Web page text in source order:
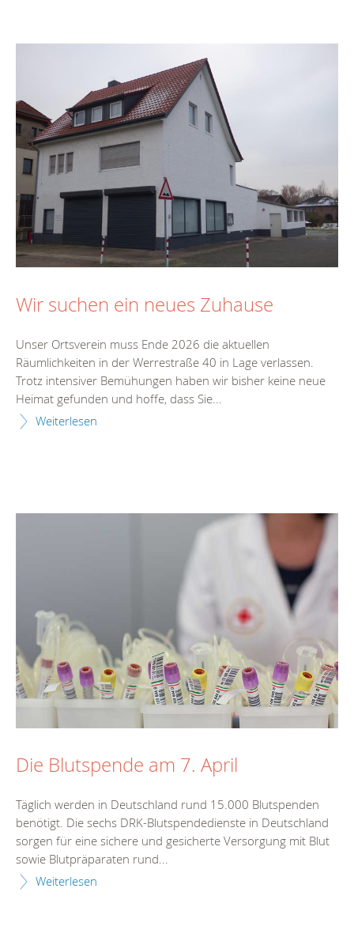
Wir suchen ein neues Zuhause
Unser Ortsverein muss Ende 2026 die aktuellen
Räumlichkeiten in der Werrestraße 40 in Lage verlassen.
Trotz intensiver Bemühungen haben wir bisher keine neue
Heimat gefunden und hoffe, dass Sie...
Weiterlesen
Die Blutspende am 7. April
Täglich werden in Deutschland rund 15.000 Blutspenden
benötigt. Die sechs DRK-Blutspendedienste in Deutschland
sorgen für eine sichere und gesicherte Versorgung mit Blut
sowie Blutpräparaten rund...
Weiterlesen